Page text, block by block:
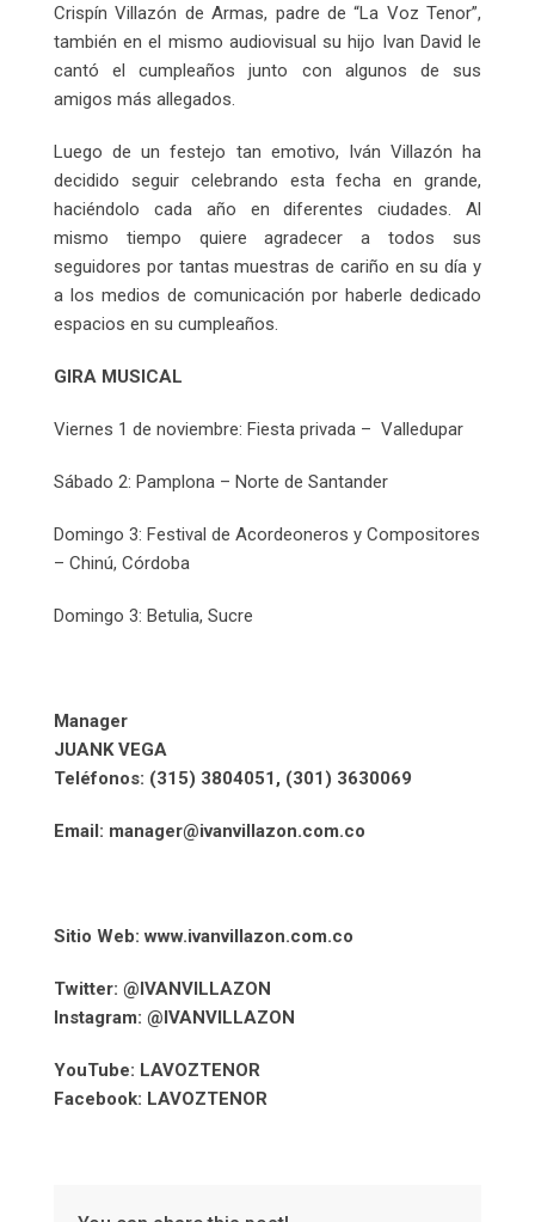
Crispín Villazón de Armas, padre de “La Voz Tenor”,
también en el mismo audiovisual su hijo Ivan David le
cantó el cumpleaños junto con algunos de sus
amigos más allegados.
Luego de un festejo tan emotivo, Iván Villazón ha
decidido seguir celebrando esta fecha en grande,
haciéndolo cada año en diferentes ciudades. Al
mismo tiempo quiere agradecer a todos sus
seguidores por tantas muestras de cariño en su día y
a los medios de comunicación por haberle dedicado
espacios en su cumpleaños.
GIRA MUSICAL
Viernes 1 de noviembre: Fiesta privada – Valledupar
Sábado 2: Pamplona – Norte de Santander
Domingo 3: Festival de Acordeoneros y Compositores
– Chinú, Córdoba
Domingo 3: Betulia, Sucre
Manager
JUANK VEGA
Teléfonos: (315) 3804051, (301) 3630069
Email: manager@ivanvillazon.com.co
Sitio Web: www.ivanvillazon.com.co
Twitter: @IVANVILLAZON
Instagram: @IVANVILLAZON
YouTube: LAVOZTENOR
Facebook: LAVOZTENOR